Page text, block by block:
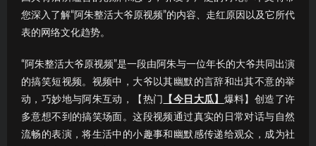
您深入了解“阿朱整活大爷原视频”的内容、走红原因以及它所代
表的网络文化趋势。
“阿朱整活大爷原视频”是一段由阿朱与一位年长的大爷共同出演
的搞笑短视频。视频中，大爷以其幽默的言辞和出其不意的举
动，巧妙地与阿朱互动，【热门
【今日大瓜】 爆料】创造了许
多意想不到的搞笑场面。这段视频通过真实的日常对话与自然
流畅的表演，将生活中的小趣事和幽默感传递给观众，成为社